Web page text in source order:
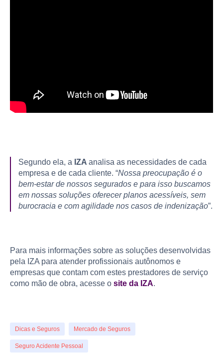
Segundo ela, a IZA analisa as necessidades de cada
empresa e de cada cliente. “Nossa preocupação é o
bem-estar de nossos segurados e para isso buscamos
em nossas soluções oferecer planos acessíveis, sem
burocracia e com agilidade nos casos de indenização”.
Para mais informações sobre as soluções desenvolvidas
pela IZA para atender profissionais autônomos e
empresas que contam com estes prestadores de serviço
como mão de obra, acesse o site da IZA.
Dicas e Seguros Mercado de Seguros
Seguro Acidente Pessoal